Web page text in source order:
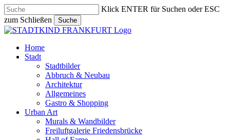
Skip
to
main
content
Klick ENTER für Suchen oder ESC
zum Schließen
Suche
Close
search
Menu
Home
Stadt
Stadtbilder
Abbruch & Neubau
Architektur
Allgemeines
Gastro & Shopping
Urban Art
Murals & Wandbilder
Freiluftgalerie Friedensbrücke